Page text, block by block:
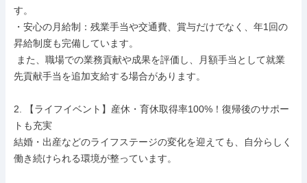
す。
・安心の月給制：残業手当や交通費、賞与だけでなく、年1回の
昇給制度も完備しています。
先貢献手当を追加支給する場合があります。
2. 【ライフイベント】産休・育休取得率100%！復帰後のサポー
トも充実
結婚・出産などのライフステージの変化を迎えても、自分らしく
働き続けられる環境が整っています。